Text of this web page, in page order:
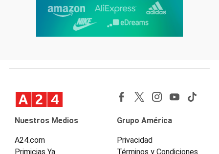
Nuestros Medios
A24.com
Primicias Ya
Grupo América
Privacidad
Términos y Condiciones